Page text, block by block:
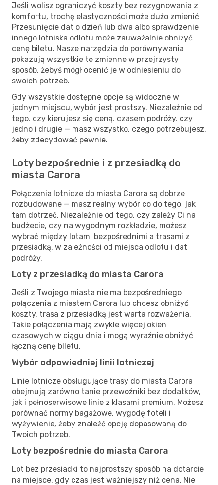
Jeśli wolisz ograniczyć koszty bez rezygnowania z
komfortu, trochę elastyczności może dużo zmienić.
Przesunięcie dat o dzień lub dwa albo sprawdzenie
innego lotniska odlotu może zauważalnie obniżyć
cenę biletu. Nasze narzędzia do porównywania
pokazują wszystkie te zmienne w przejrzysty
sposób, żebyś mógł ocenić je w odniesieniu do
swoich potrzeb.
Gdy wszystkie dostępne opcje są widoczne w
jednym miejscu, wybór jest prostszy. Niezależnie od
tego, czy kierujesz się ceną, czasem podróży, czy
jedno i drugie — masz wszystko, czego potrzebujesz,
żeby zdecydować pewnie.
Loty bezpośrednie i z przesiadką do
miasta Carora
Połączenia lotnicze do miasta Carora są dobrze
rozbudowane — masz realny wybór co do tego, jak
tam dotrzeć. Niezależnie od tego, czy zależy Ci na
budżecie, czy na wygodnym rozkładzie, możesz
wybrać między lotami bezpośrednimi a trasami z
przesiadką, w zależności od miejsca odlotu i dat
podróży.
Loty z przesiadką do miasta Carora
Jeśli z Twojego miasta nie ma bezpośredniego
połączenia z miastem Carora lub chcesz obniżyć
koszty, trasa z przesiadką jest warta rozważenia.
Takie połączenia mają zwykle więcej okien
czasowych w ciągu dnia i mogą wyraźnie obniżyć
łączną cenę biletu.
Wybór odpowiedniej linii lotniczej
Linie lotnicze obsługujące trasy do miasta Carora
obejmują zarówno tanie przewoźniki bez dodatków,
jak i pełnoserwisowe linie z klasami premium. Możesz
porównać normy bagażowe, wygodę foteli i
wyżywienie, żeby znaleźć opcję dopasowaną do
Twoich potrzeb.
Loty bezpośrednie do miasta Carora
Lot bez przesiadki to najprostszy sposób na dotarcie
na miejsce, gdy czas jest ważniejszy niż cena. Nie